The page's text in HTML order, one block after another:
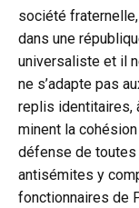
société
dans une
universaliste et il
ne s’adapte pas
replis identitaires,
minent la cohésion
défense de
antisémites y
fonctionnaires de